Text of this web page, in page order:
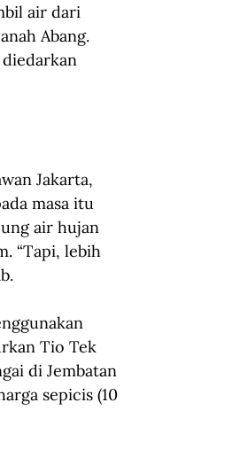
air dari
Abang.
Jakarta,
masa itu
air hujan
“Tapi, lebih
Tio Tek
di Jembatan
sepicis (10